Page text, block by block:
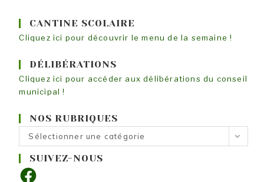
CANTINE SCOLAIRE
Cliquez ici pour découvrir le menu de la semaine !
DÉLIBÉRATIONS
Cliquez ici pour accéder aux délibérations du conseil
municipal !
NOS RUBRIQUES
Nos
rubriques
Sélectionner une catégorie
SUIVEZ-NOUS
Facebook